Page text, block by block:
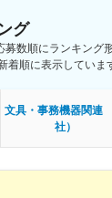
き交い、人々がくつ
と便利に”人々のそん
づくり・公園計画な
をトータルに提案し
提案：社内外の専門
合わせて提案
フォロー：システム
の一例
よるペーパーレス推進
導入による施設管
グ
数順にランキング
着順に表示していま
文具・事務機器関連
社）